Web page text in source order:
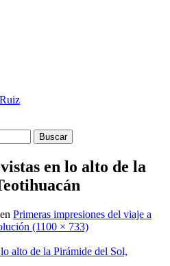
en lo alto de la
en Primeras impresiones del viaje a
(1100 × 733)